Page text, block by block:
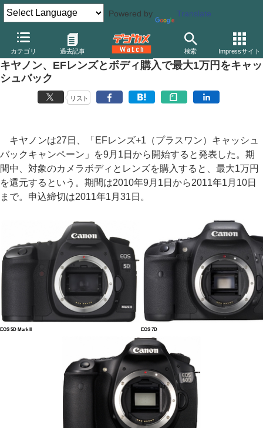
Powered by Translate
カテゴリ 過去記事 検索 Impressサイト
デジカメ Watch カメラ 一眼レフカメラ キヤノン
キヤノン、EFレンズとボディ購入で最大1万円をキャッ
シュバック
リスト
キヤノンは27日、「EFレンズ+1（プラスワン）キャッシュ
バックキャンペーン」を9月1日から開始すると発表した。期
間中、対象のカメラボディとレンズを購入すると、最大1万円
を還元するという。期間は2010年9月1日から2011年1月10日
まで。申込締切は2011年1月31日。
EOS 5D Mark II EOS 7D